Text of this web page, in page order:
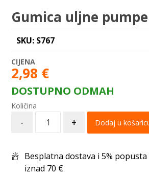
Gumica uljne pumpe
SKU: S767
2,98 €
DOSTUPNO ODMAH
- + Dodaj u
Besplatna dostava i 5%
iznad 70 €